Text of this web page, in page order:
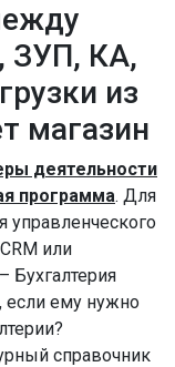
ЗУП, КА,
из
магазин
деятельности
программа. Для
управленческого
или
Бухгалтерия
если ему нужно
справочник